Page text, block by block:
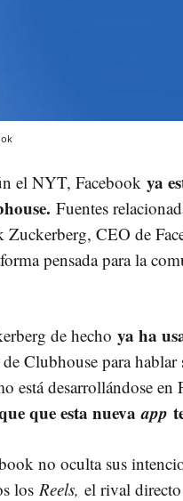
el NYT, Facebook ya
Fuentes
Zuckerberg, CEO de
pensada para la
de hecho ya ha
de Clubhouse para
está desarrollándose
que esta nuevaapp
no oculta sus
los Reels, el rival